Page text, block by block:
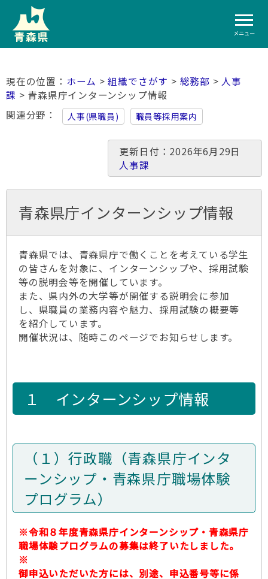
メニュー
ホーム >組織でさがす > 総務部 > 人事
課 > 青森県庁インターンシップ情報
関連分野
人事(県職員) 職員等採用案内
更新日付：2026年6月29日
人事課
青森県庁インターンシップ情報
青森県では、青森県庁で働くことを考えている学生
の皆さんを対象に、インターンシップや、採用試験
等の説明会等を開催しています。
また、県内外の大学等が開催する説明会に参加
し、県職員の業務内容や魅力、採用試験の概要等
を紹介しています。
開催状況は、随時このページでお知らせします。
１ インターンシップ情報
（１）行政職（青森県庁インタ
ーンシップ・青森県庁職場体験
プログラム）
※令和８年度青森県庁インターンシップ・青森県庁
職場体験プログラムの募集は終了いたしました。
※
御申込いただいた方には、別途、申込番号等に係